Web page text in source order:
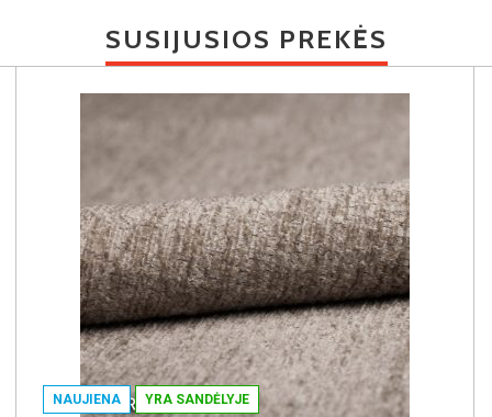
SUSIJUSIOS PREKĖS
NAUJIENA YRA SANDĖLYJE